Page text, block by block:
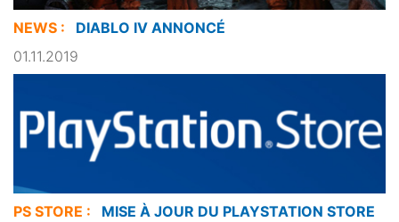
NEWS :
DIABLO IV ANNONCÉ
01.11.2019
PS STORE :
MISE À JOUR DU PLAYSTATION STORE